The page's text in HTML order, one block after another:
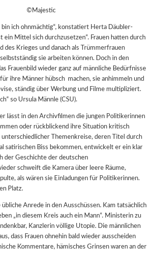
©Majestic
bin ich ohnmächtig“, konstatiert Herta Däubler-
ein Mittel sich durchzusetzen“. Frauen hatten durch
des Krieges und danach als Trümmerfrauen
sie arbeiten können. Doch in den
Frauenbild wieder ganz auf männliche Bedürfnisse
ihre Männer hübsch machen, sie anhimmeln und
ständig über Werbung und Filme multipliziert.
so Ursula Männle (CSU).
lässt in den Archivfilmen die jungen Politikerinnen
oder rückblickend ihre Situation kritisch
Themenkreise, deren Titel durch
satirischen Biss bekommen, entwickelt er ein klar
der Geschichte der deutschen
schweift die Kamera über leere Räume,
als wären sie Einladungen für Politikerinnen.
Platz.
Anrede in den Ausschüssen. Kam tatsächlich
„in diesem Kreis auch ein Mann“. Ministerin zu
Kanzlerin völlige Utopie. Die männlichen
dass Frauen ohnehin bald wieder ausscheiden
Kommentare, hämisches Grinsen waren an der